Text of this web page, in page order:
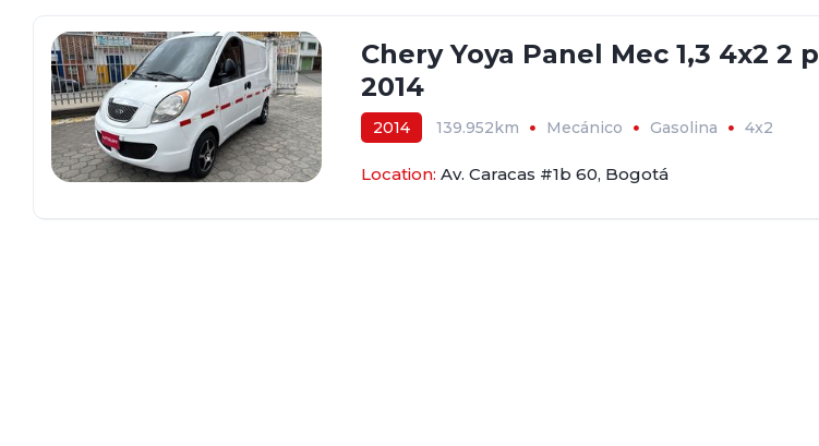
Chery Yoya Panel Mec 1,3 4x2 2
2014
2014 139.952km Mecánico Gasolina
4x2
Location: Av. Caracas #1b 60, Bogotá